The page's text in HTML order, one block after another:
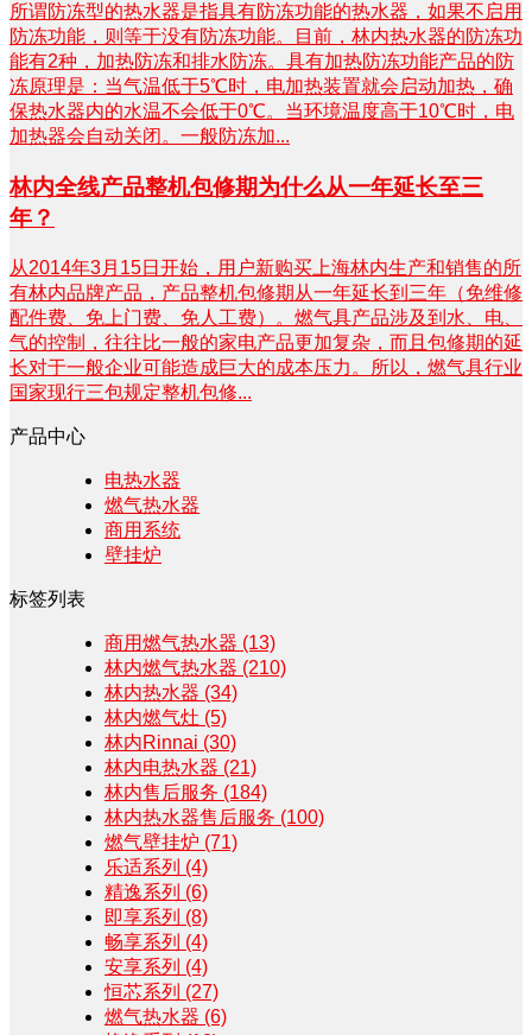
所谓防冻型的热水器是指具有防冻功能的热水器，如果不启用
防冻功能，则等于没有防冻功能。目前，林内热水器的防冻功
能有2种，加热防冻和排水防冻。具有加热防冻功能产品的防
冻原理是：当气温低于5℃时，电加热装置就会启动加热，确
保热水器内的水温不会低于0℃。当环境温度高于10℃时，电
加热器会自动关闭。一般防冻加...
林内全线产品整机包修期为什么从一年延长至三
年？
从2014年3月15日开始，用户新购买上海林内生产和销售的所
有林内品牌产品，产品整机包修期从一年延长到三年（免维修
配件费、免上门费、免人工费）。燃气具产品涉及到水、电、
气的控制，往往比一般的家电产品更加复杂，而且包修期的延
长对于一般企业可能造成巨大的成本压力。所以，燃气具行业
国家现行三包规定整机包修...
产品中心
电热水器
燃气热水器
商用系统
壁挂炉
标签列表
商用燃气热水器 (13)
林内燃气热水器 (210)
林内热水器 (34)
林内燃气灶 (5)
林内Rinnai (30)
林内电热水器 (21)
林内售后服务 (184)
林内热水器售后服务 (100)
燃气壁挂炉 (71)
乐适系列 (4)
精逸系列 (6)
即享系列 (8)
畅享系列 (4)
安享系列 (4)
恒芯系列 (27)
燃气热水器 (6)